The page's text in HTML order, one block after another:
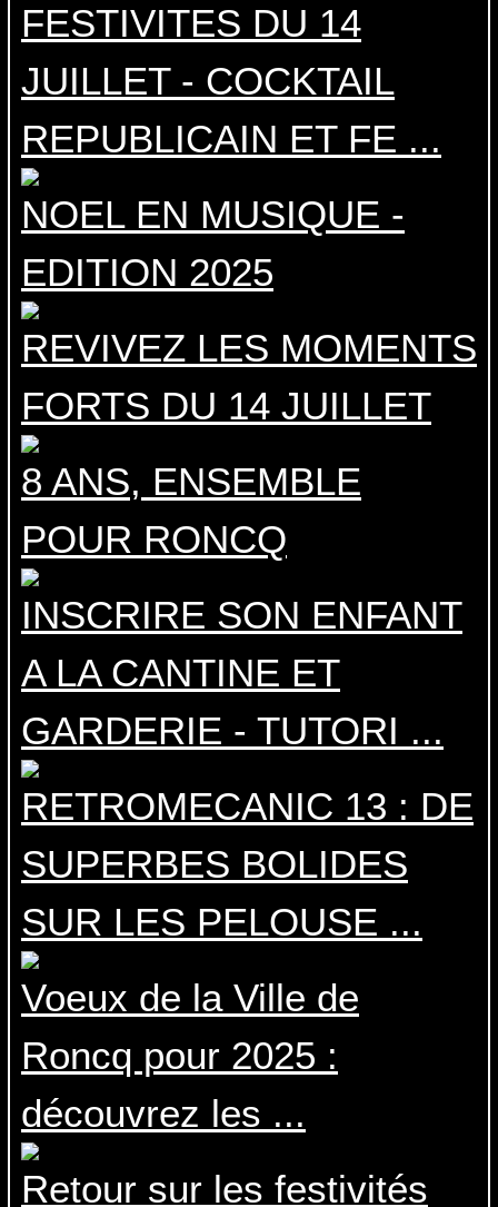
FESTIVITES DU 14
JUILLET - COCKTAIL
REPUBLICAIN ET FE ...
NOEL EN MUSIQUE -
EDITION 2025
REVIVEZ LES MOMENTS
FORTS DU 14 JUILLET
8 ANS, ENSEMBLE
POUR RONCQ
INSCRIRE SON ENFANT
A LA CANTINE ET
GARDERIE - TUTORI ...
RETROMECANIC 13 : DE
SUPERBES BOLIDES
SUR LES PELOUSE ...
Voeux de la Ville de
Roncq pour 2025 :
découvrez les ...
Retour sur les festivités